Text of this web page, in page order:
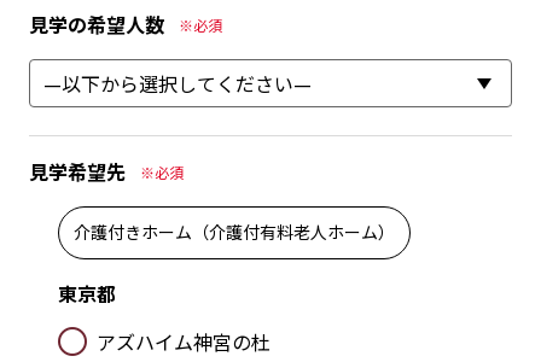
見学の希望人数 ※必須
見学希望先 ※必須
介護付きホーム（介護付有料老人ホーム）
東京都
アズハイム神宮の杜